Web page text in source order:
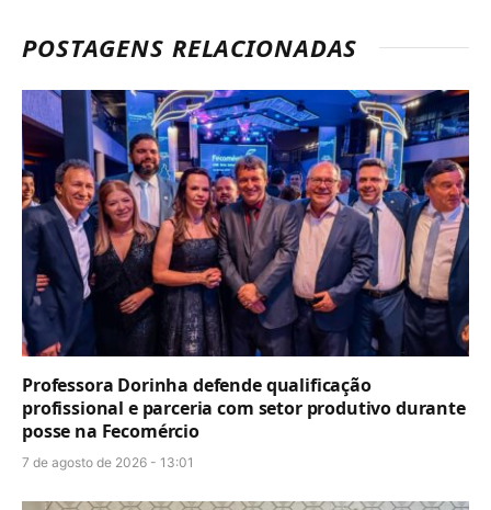
POSTAGENS RELACIONADAS
Professora Dorinha defende qualificação
profissional e parceria com setor produtivo durante
posse na Fecomércio
7 de agosto de 2026 - 13:01